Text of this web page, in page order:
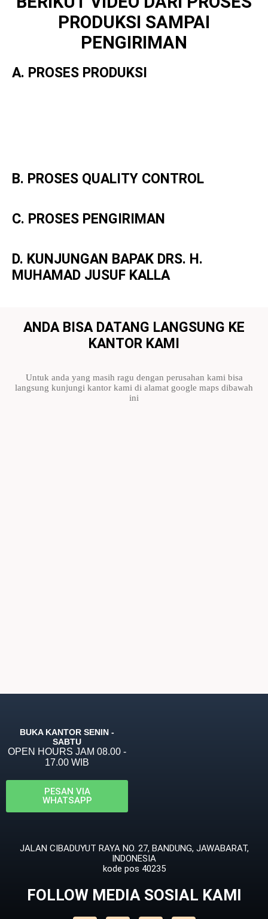
PRODUKSI SAMPAI
PENGIRIMAN
A. PROSES PRODUKSI
B. PROSES QUALITY CONTROL
C. PROSES PENGIRIMAN
D. KUNJUNGAN BAPAK DRS. H.
MUHAMAD JUSUF KALLA
ANDA BISA DATANG LANGSUNG KE
KANTOR KAMI
Untuk anda yang masih ragu dengan perusahan kami bisa
langsung kunjungi kantor kami di alamat google maps dibawah
ini
BUKA KANTOR SENIN -
SABTU
OPEN HOURS JAM 08.00 -
17.00 WIB
PESAN VIA
WHATSAPP
JALAN CIBADUYUT RAYA NO. 27, BANDUNG, JAWABARAT,
INDONESIA
kode pos 40235
FOLLOW MEDIA SOSIAL KAMI